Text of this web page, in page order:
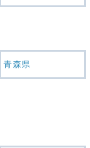
青森県